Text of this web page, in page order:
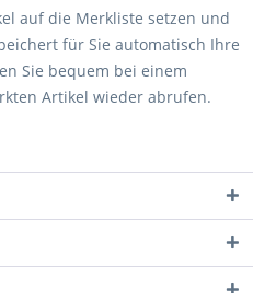
auf die Merkliste setzen und
für Sie automatisch Ihre
Sie bequem bei einem
Artikel wieder abrufen.